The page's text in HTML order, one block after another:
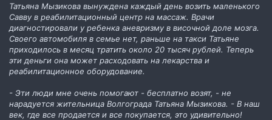
Татьяна Мызикова вынуждена каждый день возить маленького
Савву в реабилитационный центр на массаж. Врачи
диагностировали у ребенка аневризму в височной доле мозга.
Своего автомобиля в семье нет, раньше на такси Татьяне
приходилось в месяц тратить около 20 тысяч рублей. Теперь
эти деньги она может расходовать на лекарства и
реабилитационное оборудование.
- Эти люди мне очень помогают - бесплатно возят, - не
нарадуется жительница Волгограда Татьяна Мызикова. - В наш
век, где все продается и все покупается, это удивительно!